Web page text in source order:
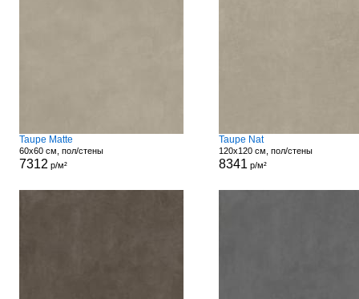
Taupe Matte
60x60 см, пол/стены
7312 р/м²
Taupe Nat
120x120 см, пол/стены
8341 р/м²